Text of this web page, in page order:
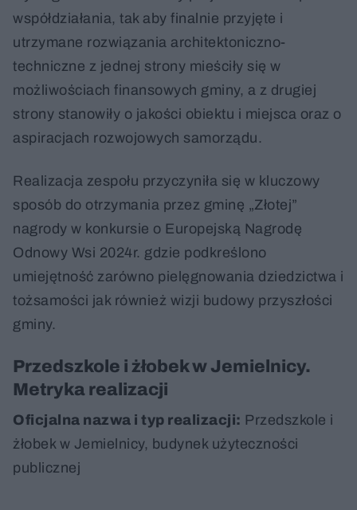
współdziałania, tak aby finalnie przyjęte i
utrzymane rozwiązania architektoniczno-
techniczne z jednej strony mieściły się w
możliwościach finansowych gminy, a z drugiej
strony stanowiły o jakości obiektu i miejsca oraz o
aspiracjach rozwojowych samorządu.
Realizacja zespołu przyczyniła się w kluczowy
sposób do otrzymania przez gminę „Złotej”
nagrody w konkursie o Europejską Nagrodę
Odnowy Wsi 2024r. gdzie podkreślono
umiejętność zarówno pielęgnowania dziedzictwa i
tożsamości jak również wizji budowy przyszłości
gminy.
Przedszkole i żłobek w Jemielnicy.
Metryka realizacji
Oficjalna nazwa i typ realizacji: Przedszkole i
żłobek w Jemielnicy, budynek użyteczności
publicznej